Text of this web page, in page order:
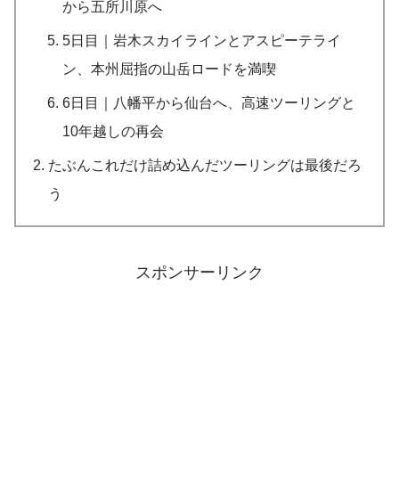
から五所川原へ
5日目｜岩木スカイラインとアスピーテライ
ン、本州屈指の山岳ロードを満喫
6日目｜八幡平から仙台へ、高速ツーリングと
10年越しの再会
たぶんこれだけ詰め込んだツーリングは最後だろ
う
スポンサーリンク